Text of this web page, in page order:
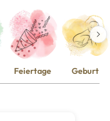
Feiertage Geburt